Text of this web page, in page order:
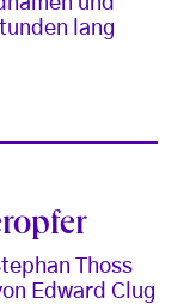
lang
Thoss
Edward Clug